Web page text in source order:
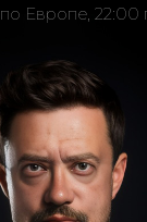
Европе, 22:00